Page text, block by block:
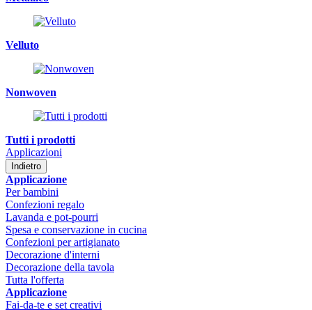
Velluto
Nonwoven
Tutti i prodotti
Applicazioni
Indietro
Applicazione
Per bambini
Confezioni regalo
Lavanda e pot-pourri
Spesa e conservazione in cucina
Confezioni per artigianato
Decorazione d'interni
Decorazione della tavola
Tutta l'offerta
Applicazione
Fai-da-te e set creativi